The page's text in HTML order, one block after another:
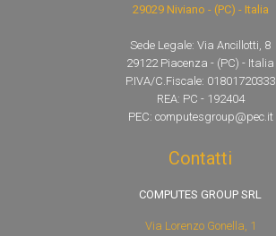
29029 Niviano - (PC) - Italia
Sede Legale: Via Ancillotti, 8
29122 Piacenza - (PC) - Italia
P.IVA/C.Fiscale: 01801720333
REA: PC - 192404
PEC: computesgroup@pec.it
Contatti
COMPUTES GROUP SRL
Via Lorenzo Gonella, 1